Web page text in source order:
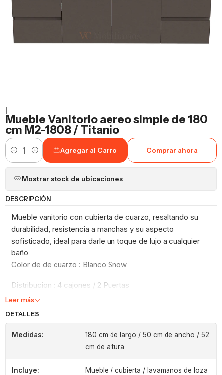
Mueble Vanitorio aereo simple de 180
cm M2-1808 / Titanio
Cantidad
Agregar al Carro Comprar ahora
Mostrar stock de ubicaciones
DESCRIPCIÓN
Mueble vanitorio con cubierta de cuarzo, resaltando su
durabilidad, resistencia a manchas y su aspecto
sofisticado, ideal para darle un toque de lujo a cualquier
baño
Color de de cuarzo : Blanco Snow
Distribucion : 4 cajones / 2 Puertas
Leer más
DETALLES
Medidas:
180 cm de largo / 50 cm de ancho / 52
cm de altura
Incluye: Mueble / cubierta / lavamanos de loza